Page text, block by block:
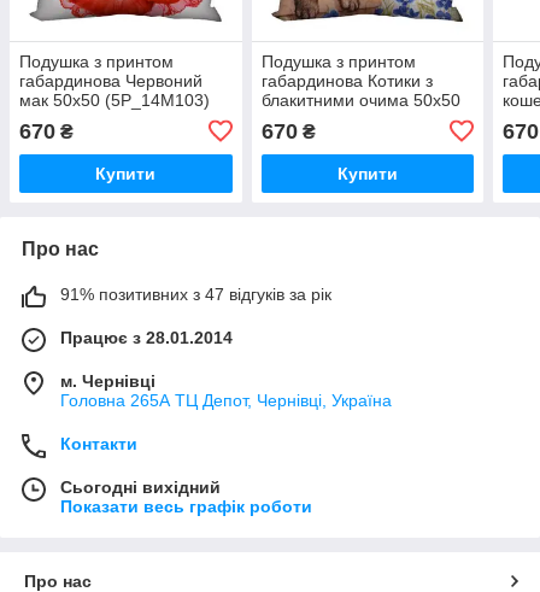
Подушка з принтом
габардинова Червоний
мак 50x50 (5P_14M103)
670 ₴
Купити
Подушка з принтом
габардинова Котики з
блакитними очима 50x50
670₴
Купити
670
Про нас
91% позитивних з 47 відгуків за рік
Працює з 28.01.2014
м. Чернівці
Головна 265А ТЦ Депот, Чернівці, Україна
Контакти
Сьогодні вихідний
Показати весь графік роботи
Про нас